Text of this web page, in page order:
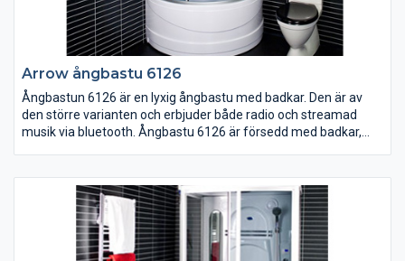
Arrow ångbastu 6126
Ångbastun 6126 är en lyxig ångbastu med badkar. Den är av
den större varianten och erbjuder både radio och streamad
musik via bluetooth. Ångbastu 6126 är försedd med badkar,
display med touch-knappar, LED-takbelysning, färgskiftande
LED-väggbelysning, doftbehållare, fläkt, sittplats, spegel, hyllor,
tonat säkerhetsglas och löstagbar front. (1 fas, 16 amp)